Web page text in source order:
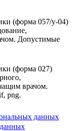
(форма 057/у-04)
Допустимые
(форма 027)
врачом.
png.
данных